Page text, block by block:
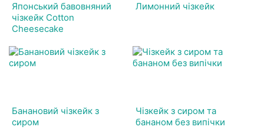
Японський бавовняний
чізкейк Cotton
Cheesecake
Лимонний чізкейк
Банановий чізкейк з
сиром
Чізкейк з сиром та
бананом без випічки